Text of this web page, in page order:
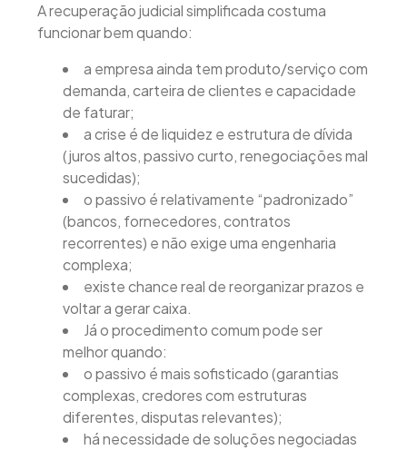
A recuperação judicial simplificada costuma
funcionar bem quando:
a empresa ainda tem produto/serviço com
demanda, carteira de clientes e capacidade
de faturar;
a crise é de liquidez e estrutura de dívida
(juros altos, passivo curto, renegociações mal
sucedidas);
o passivo é relativamente “padronizado”
(bancos, fornecedores, contratos
recorrentes) e não exige uma engenharia
complexa;
existe chance real de reorganizar prazos e
voltar a gerar caixa.
Já o procedimento comum pode ser
melhor quando:
o passivo é mais sofisticado (garantias
complexas, credores com estruturas
diferentes, disputas relevantes);
há necessidade de soluções negociadas